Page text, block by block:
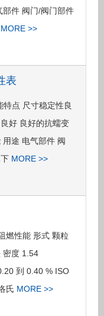
件 阀门/阀门部件
MORE >>
表
点 尺寸稳定性良
好 良好的抗蠕变
途 电气部件 阀
MORE >>
燃性能 形式 颗粒
密度 1.54
到 0.40 % ISO
氏 MORE >>